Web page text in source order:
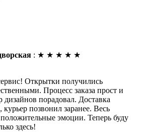
: ★ ★ ★ ★ ★
Открытки получились
Процесс заказа прост и
дизайнов порадовал. Доставка
позвонил заранее. Весь
эмоции. Теперь буду
здесь!